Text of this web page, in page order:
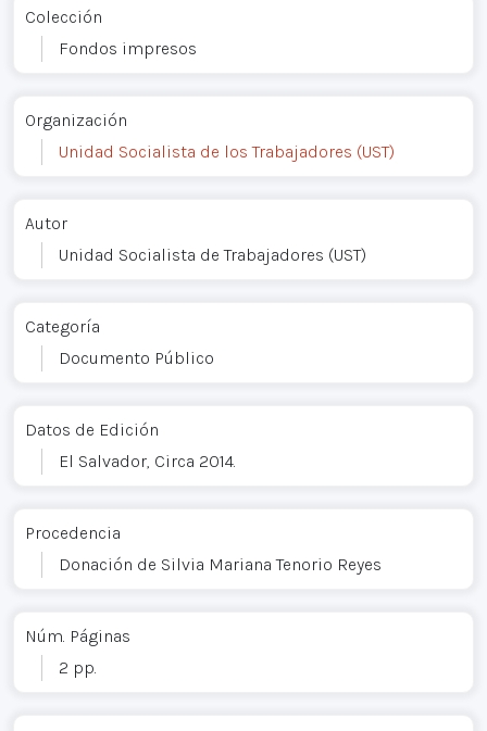
Colección
Fondos impresos
Organización
Unidad Socialista de los Trabajadores (UST)
Autor
Unidad Socialista de Trabajadores (UST)
Categoría
Documento Público
Datos de Edición
El Salvador, Circa 2014.
Procedencia
Donación de Silvia Mariana Tenorio Reyes
Núm. Páginas
2 pp.